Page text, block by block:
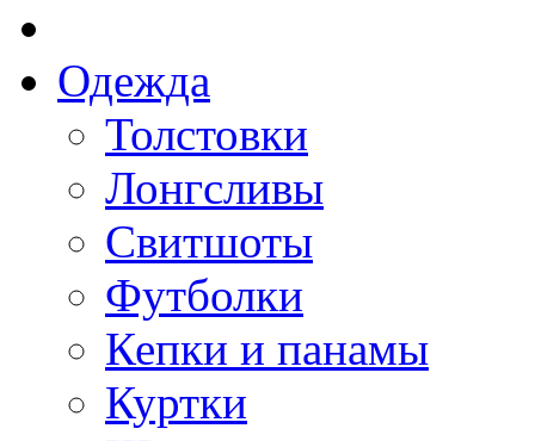
Одежда
Толстовки
Лонгсливы
Свитшоты
Футболки
Кепки и панамы
Куртки